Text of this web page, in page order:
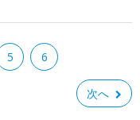
5 6
次へ